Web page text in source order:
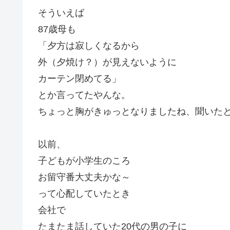
そういえば
87歳母も
「夕方は寂しくなるから
外（夕焼け？）が見えないように
カーテン閉めてる」
とか言ってたやんな。
ちょっと胸がきゅっとなりましたね、聞いた
以前、
子どもが小学生のころ
お留守番大丈夫かな～
って心配していたとき
会社で
たまたま話していた20代の男の子に